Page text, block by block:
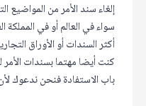
إلغاء سند الأمر من
سواء في العالم أو في المملكة
أكثر السندات أو الأوراق
كنت أيضا مهتما بسندات
باب الاستفادة فنحن ندعوك